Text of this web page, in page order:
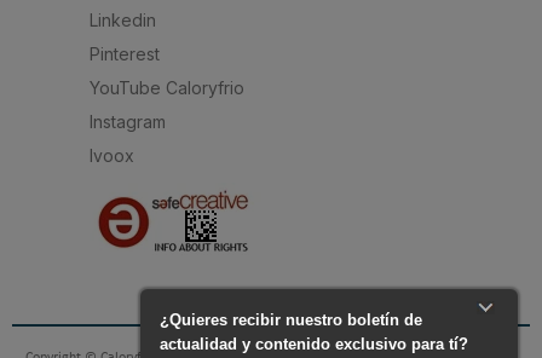
Linkedin
Pinterest
YouTube Caloryfrio
Instagram
Ivoox